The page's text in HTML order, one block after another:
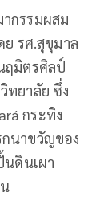
กรรมผสม
ย รศ.สุขุมาล
ฤมิตรศิลป์
ทยาลัย ซึ่ง
กระทิง
นาขวัญของ
นดินเผา